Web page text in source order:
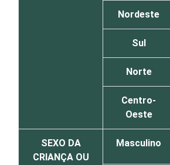
Nordeste
Sul
Norte
Centro-
Oeste
SEXO DA
CRIANÇA OU
Masculino